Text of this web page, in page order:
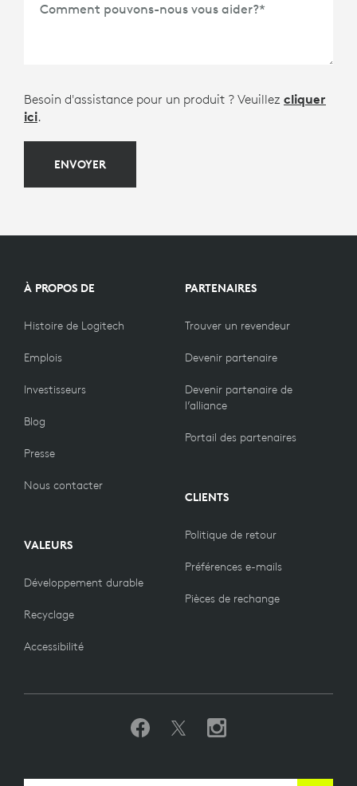
Comment pouvons-nous vous aider?*
Besoin d'assistance pour un produit ? Veuillez cliquer
ici.
ENVOYER
À PROPOS DE
Histoire de Logitech
Emplois
Investisseurs
Blog
Presse
Nous contacter
VALEURS
Développement durable
Recyclage
Accessibilité
PARTENAIRES
Trouver un revendeur
Devenir partenaire
Devenir partenaire de
l’alliance
Portail des partenaires
CLIENTS
Politique de retour
Préférences e-mails
Pièces de rechange